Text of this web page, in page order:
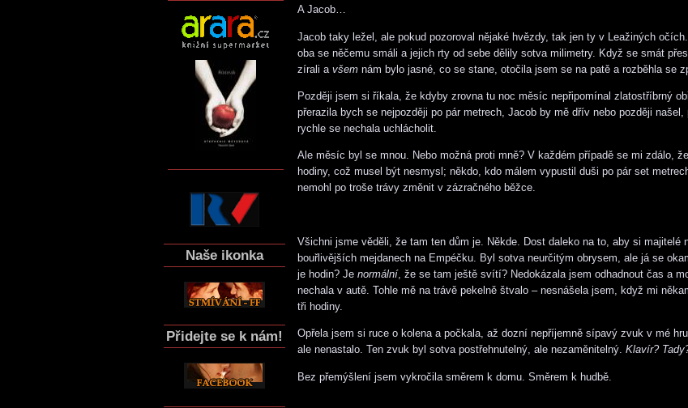
Naše ikonka
Přidejte se k nám!
A Jacob…
Jacob taky ležel, ale pokud pozoroval nějaké hvězdy, tak jen ty v Leažiných
oba se něčemu smáli a jejich rty od sebe dělily sotva milimetry. Když se smát
zírali a všem nám bylo jasné, co se stane, otočila jsem se na patě a rozběhla se
Později jsem si říkala, že kdyby zrovna tu noc měsíc nepřipomínal zlatostříbrný
přerazila bych se nejpozději po pár metrech, Jacob by mě dřív nebo později
rychle se nechala uchlácholit.
Ale měsíc byl se mnou. Nebo možná proti mně? V každém případě se mi zdálo,
hodiny, což musel být nesmysl; někdo, kdo málem vypustil duši po pár set
nemohl po troše trávy změnit v zázračného běžce.
Všichni jsme věděli, že tam ten dům je. Někde. Dost daleko na to, aby si majitelé
bouřlivějších mejdanech na Empéčku. Byl sotva neurčitým obrysem, ale já se
je hodin? Je normální, že se tam ještě svítí? Nedokázala jsem odhadnout čas a
nechala v autě. Tohle mě na trávě pekelně štvalo – nesnášela jsem, když mi
tři hodiny.
Opřela jsem si ruce o kolena a počkala, až dozní nepříjemně sípavý zvuk v mé
ale nenastalo. Ten zvuk byl sotva postřehnutelný, ale nezaměnitelný. Klavír?
Bez přemýšlení jsem vykročila směrem k domu. Směrem k hudbě.